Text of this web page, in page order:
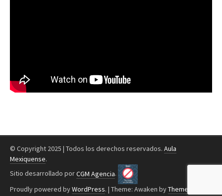
© Copyright 2025 | Todos los derechos reservados. Aula
Mexiquense.
Sitio desarrollado porCGM Agencia.
Proudly powered byWordPress. | Theme: Awaken byThemezHut